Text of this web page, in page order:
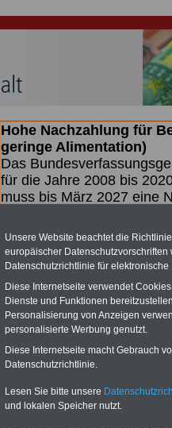
Hohe Nachzahlung für
geringe Alimentation)
Das
für die Jahre 2008 bis
muss bis März 2027 eine
(Beamte &
geben (Medienberichten
mind.3.000 und 13.000
hierzu eine Broschüre
des Gesetzentwurfs der
Quartal.2026 >>>
zur
Meldung
Unsere Website beachtet die
europäischer
Datenschutzrichtlinie für
Diese Internetseite verwendet
Dienste und Funktionen
Personalisierung von Anzeigen
personalisierte Werbung genutzt.
Diese Internetseite macht Gebrauch
Datenschutzrichtlinie.
Lesen Sie bitte unsere
und lokalen Speicher nutzt.